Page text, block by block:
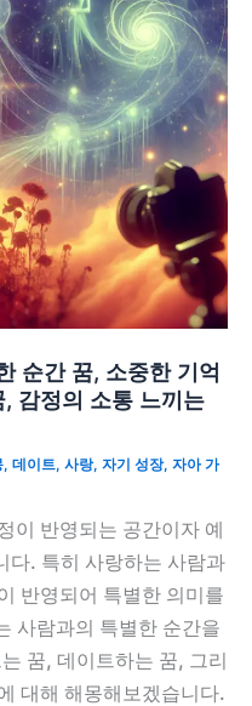
순간 꿈, 소중한 기억
감정의 소통 느끼는
, 데이트, 사랑, 자기 성장, 자아 가
이 반영되는 공간이자 예
다. 특히 사랑하는 사람과
반영되어 특별한 의미를
사람과의 특별한 순간을
꿈, 데이트하는 꿈, 그리
대해 해몽해보겠습니다.